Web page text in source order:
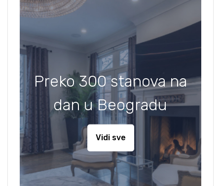
Preko 300 stanova na
dan u Beogradu
Vidi sve